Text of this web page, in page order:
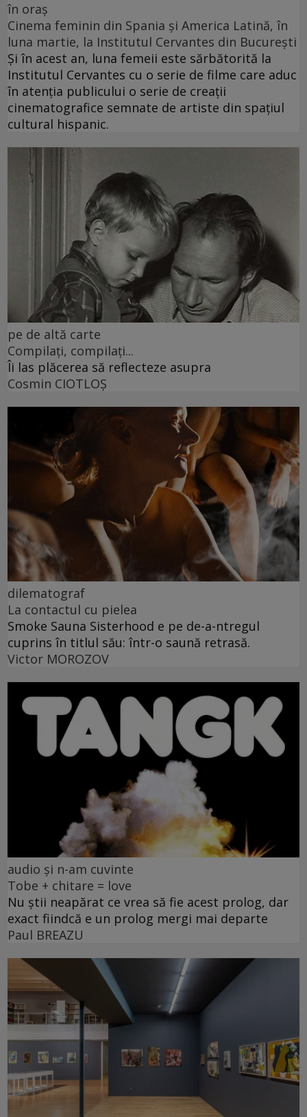
în oraș
Cinema feminin din Spania și America Latină, în
luna martie, la Institutul Cervantes din București
Și în acest an, luna femeii este sărbătorită la
Institutul Cervantes cu o serie de filme care aduc
în atenția publicului o serie de creații
cinematografice semnate de artiste din spațiul
cultural hispanic.
pe de altă carte
Compilați, compilați...
Îi las plăcerea să reflecteze asupra
Cosmin CIOTLOŞ
dilematograf
La contactul cu pielea
Smoke Sauna Sisterhood e pe de-a-ntregul
cuprins în titlul său: într-o saună retrasă.
Victor MOROZOV
audio și n-am cuvinte
Tobe + chitare = love
Nu știi neapărat ce vrea să fie acest prolog, dar
exact fiindcă e un prolog mergi mai departe
Paul BREAZU